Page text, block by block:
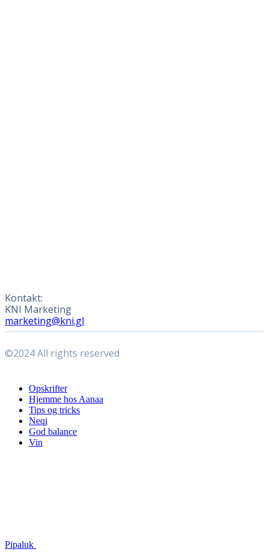
Kontakt:
KNI Marketing
marketing@kni.gl
©2024 All rights reserved
Close
Menu
Opskrifter
Hjemme hos Aanaa
Tips og tricks
Neqi
God balance
Vin
Pipaluk